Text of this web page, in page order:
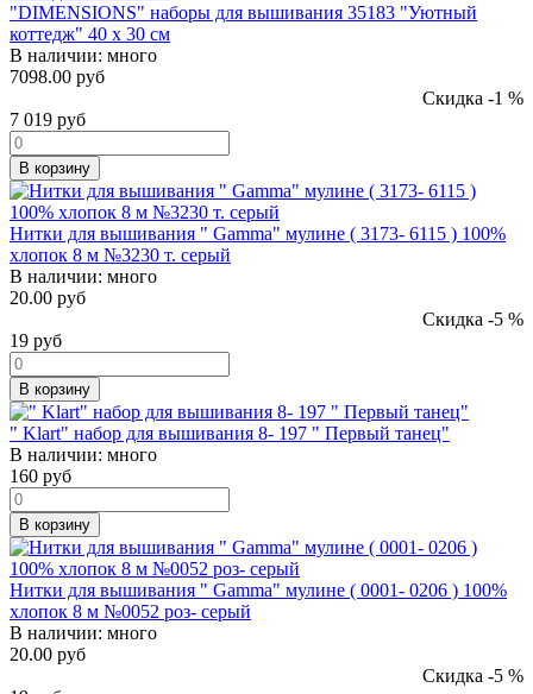
"DIMENSIONS" наборы для вышивания 35183 "Уютный
коттедж" 40 x 30 см
В наличии: много
7098.00 руб
Скидка -1 %
7 019 руб
В корзину
Нитки для вышивания " Gamma" мулине ( 3173- 6115 ) 100%
хлопок 8 м №3230 т. серый
В наличии: много
20.00 руб
Скидка -5 %
19 руб
В корзину
" Klart" набор для вышивания 8- 197 " Первый танец"
В наличии: много
160 руб
В корзину
Нитки для вышивания " Gamma" мулине ( 0001- 0206 ) 100%
хлопок 8 м №0052 роз- серый
В наличии: много
20.00 руб
Скидка -5 %